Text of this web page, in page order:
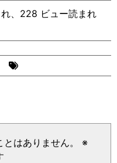
、228 ビュー読まれ
はありません。
※